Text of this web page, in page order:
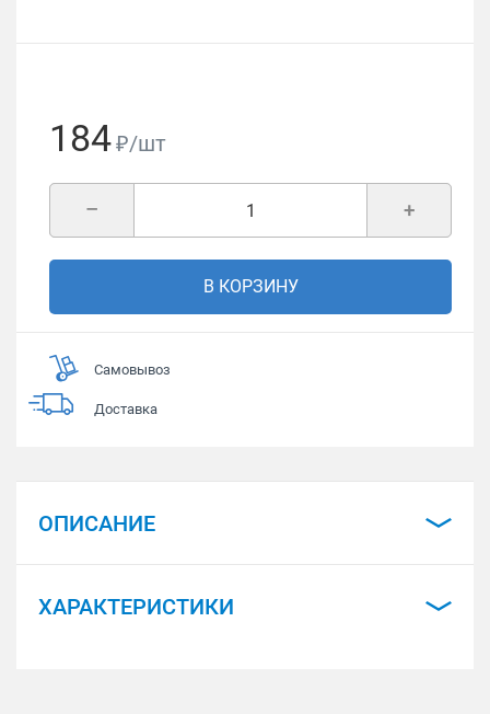
184₽/шт
+
–
В КОРЗИНУ
Самовывоз
Доставка
ОПИСАНИЕ
ХАРАКТЕРИСТИКИ